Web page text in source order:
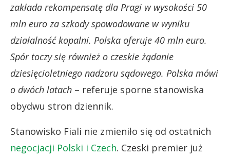
zakłada rekompensatę dla Pragi w wysokości 50
mln euro za szkody spowodowane w wyniku
działalność kopalni. Polska oferuje 40 mln euro.
Spór toczy się również o czeskie żądanie
dziesięcioletniego nadzoru sądowego. Polska mówi
o dwóch latach – referuje sporne stanowiska
obydwu stron dziennik.
Stanowisko Fiali nie zmieniło się od ostatnich
negocjacji Polski i Czech. Czeski premier już